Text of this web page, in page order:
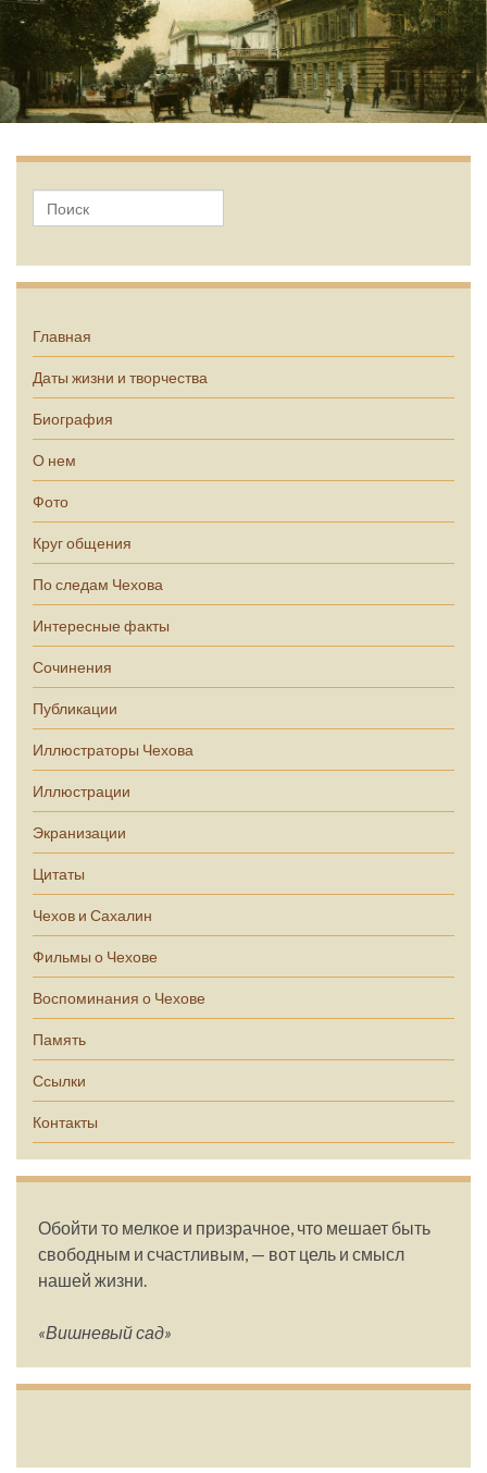
Главная
Даты жизни и творчества
Биография
О нем
Фото
Круг общения
По следам Чехова
Интересные факты
Сочинения
Публикации
Иллюстраторы Чехова
Иллюстрации
Экранизации
Цитаты
Чехов и Сахалин
Фильмы о Чехове
Воспоминания о Чехове
Память
Ссылки
Контакты
Обойти то мелкое и призрачное, что мешает быть
свободным и счастливым, — вот цель и смысл
нашей жизни.
«Вишневый сад»